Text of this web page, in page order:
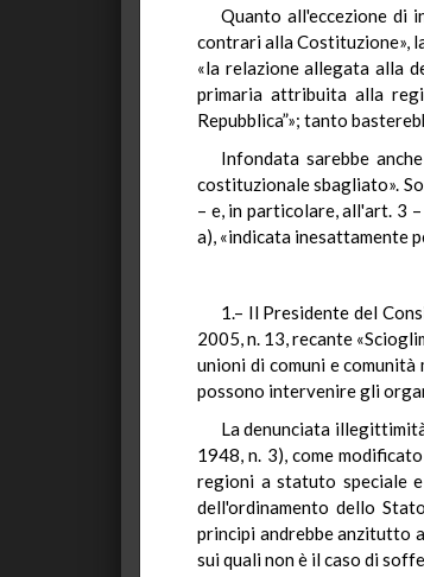
Quanto all'eccezione di
contrari alla Costituzione»,
«la relazione allegata alla
primaria attribuita alla
Repubblica”»; tanto
Infondata sarebbe
costituzionale sbagliato».
– e, in particolare, all'art. 3
a), «indicata inesattamente
1.– Il Presidente del
2005, n. 13, recante
unioni di comuni e
possono intervenire gli
La denunciata
1948, n. 3), come
regioni a statuto speciale
dell'ordinamento dello
principi andrebbe anzitutto
sui quali non è il caso di